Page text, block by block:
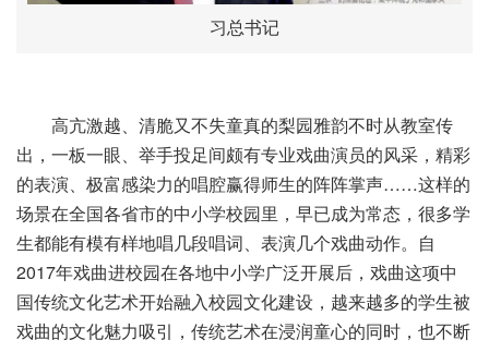
习总书记
高亢激越、清脆又不失童真的梨园雅韵不时从教室传
出，一板一眼、举手投足间颇有专业戏曲演员的风采，精彩
的表演、极富感染力的唱腔赢得师生的阵阵掌声……这样的
场景在全国各省市的中小学校园里，早已成为常态，很多学
生都能有模有样地唱几段唱词、表演几个戏曲动作。自
2017年戏曲进校园在各地中小学广泛开展后，戏曲这项中
国传统文化艺术开始融入校园文化建设，越来越多的学生被
戏曲的文化魅力吸引，传统艺术在浸润童心的同时，也不断